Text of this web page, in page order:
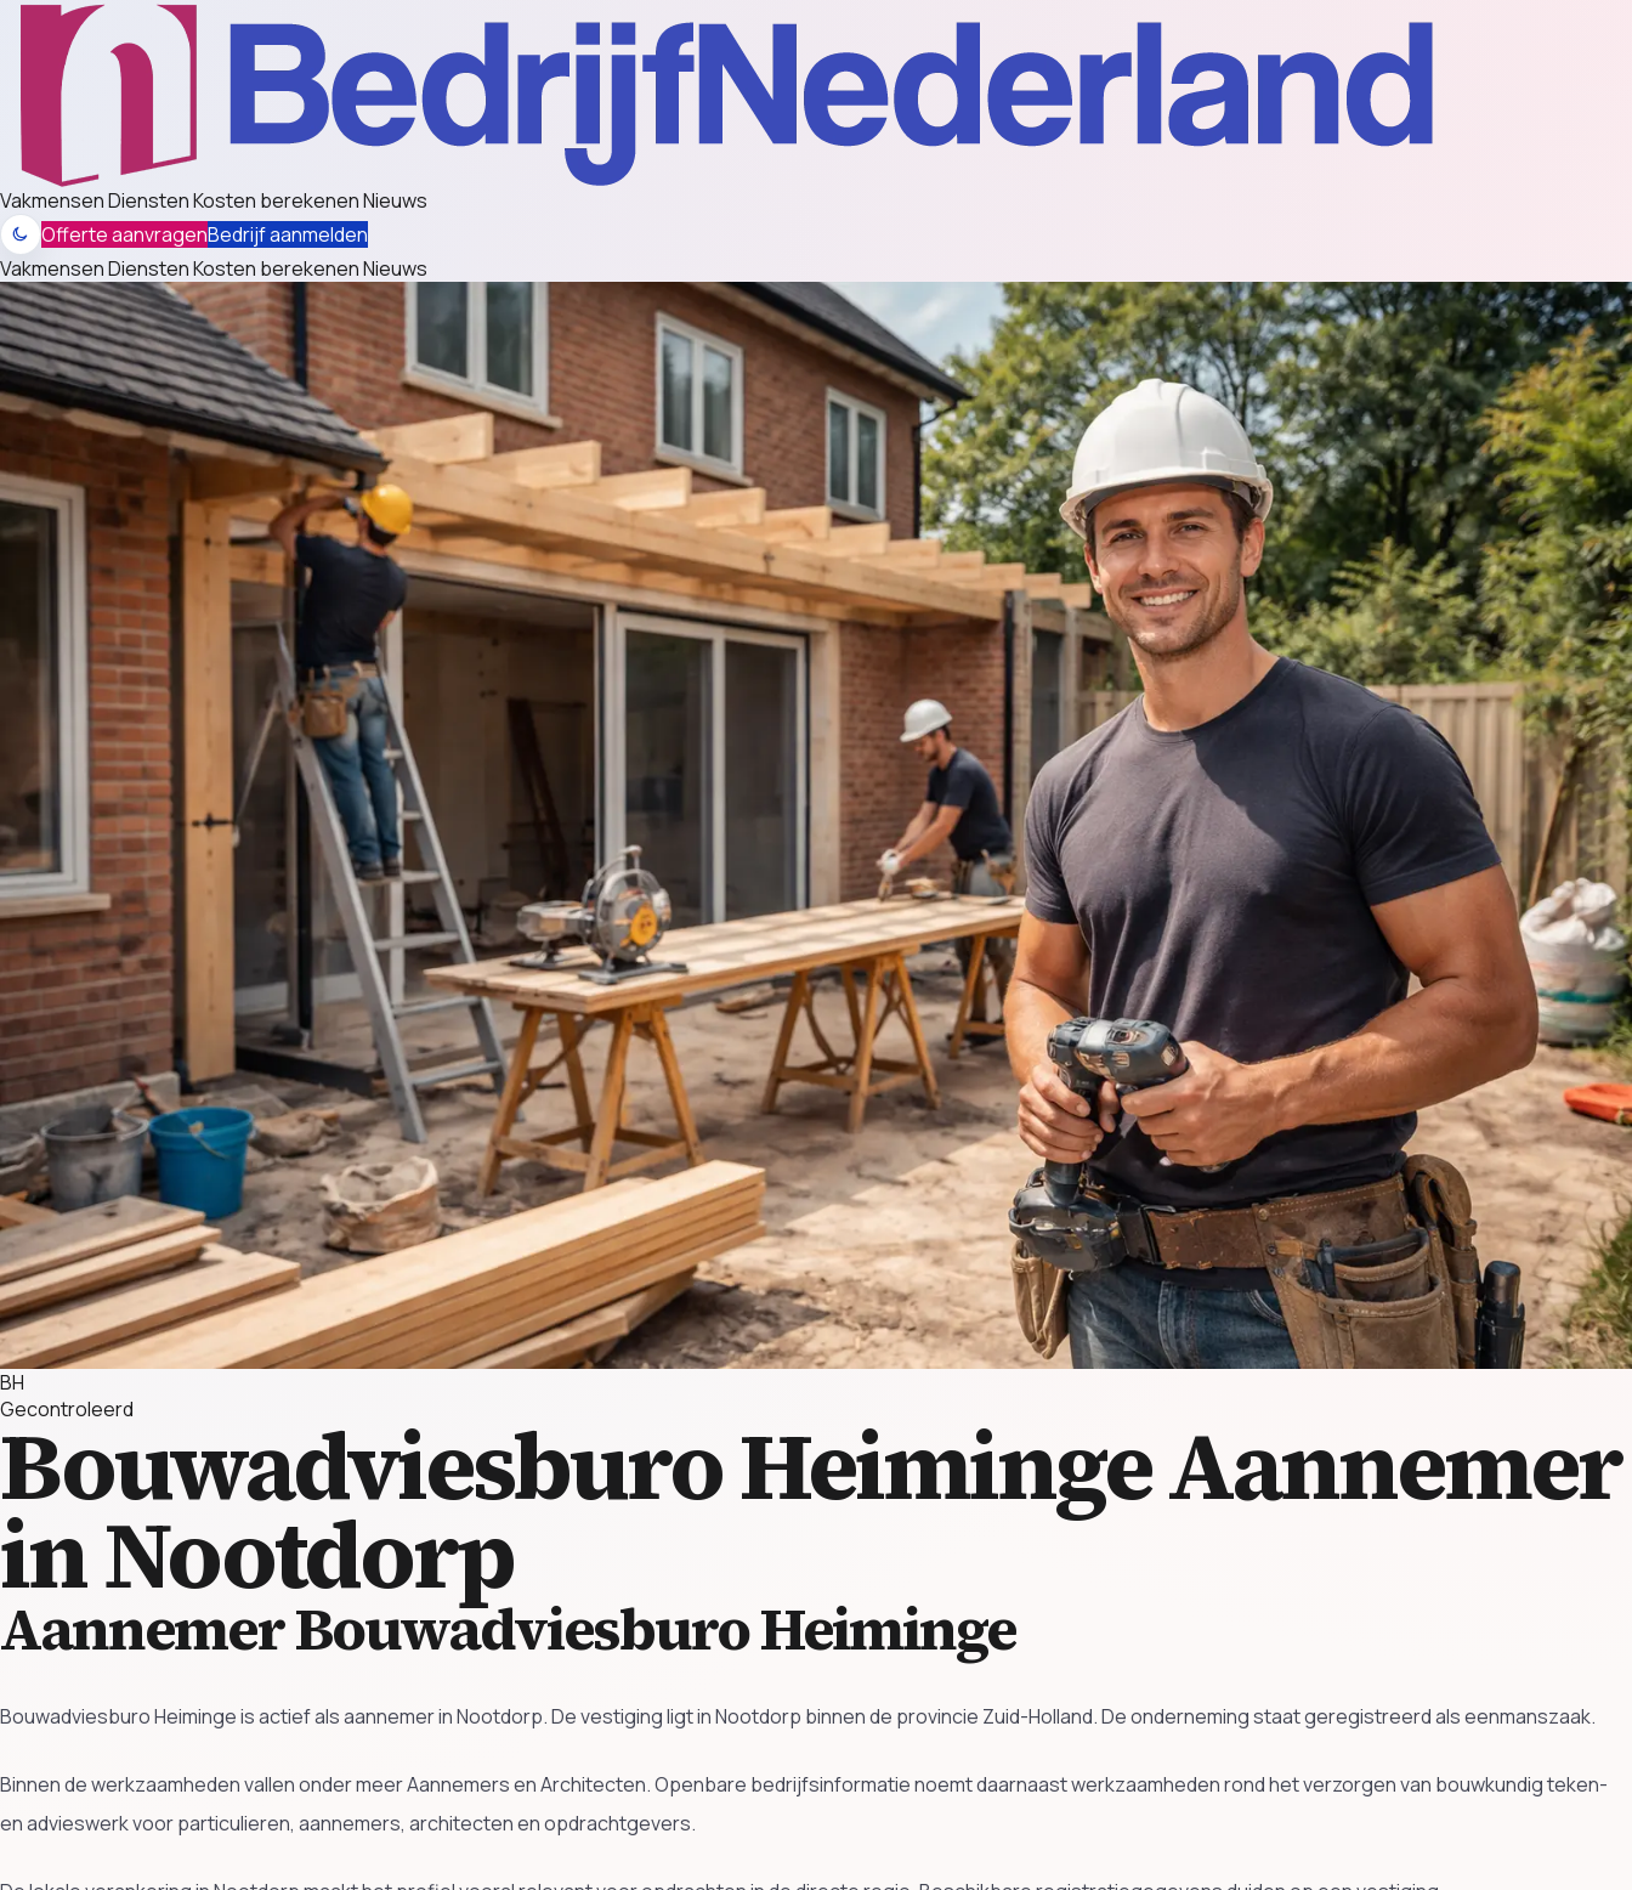
VakmensenDienstenKosten berekenenNieuws
Offerte aanvragenBedrijf aanmelden
VakmensenDienstenKosten berekenenNieuws
BH
Gecontroleerd
Bouwadviesburo HeimingeAannemer
in Nootdorp
Aannemer Bouwadviesburo Heiminge
Bouwadviesburo Heiminge is actief als aannemer in Nootdorp. De vestiging ligt in Nootdorp binnen de provincie Zuid-Holland. De onderneming staat geregistreerd als eenmanszaak.
Binnen de werkzaamheden vallen onder meer Aannemers en Architecten. Openbare bedrijfsinformatie noemt daarnaast werkzaamheden rond het verzorgen van bouwkundig teken-
en advieswerk voor particulieren, aannemers, architecten en opdrachtgevers.